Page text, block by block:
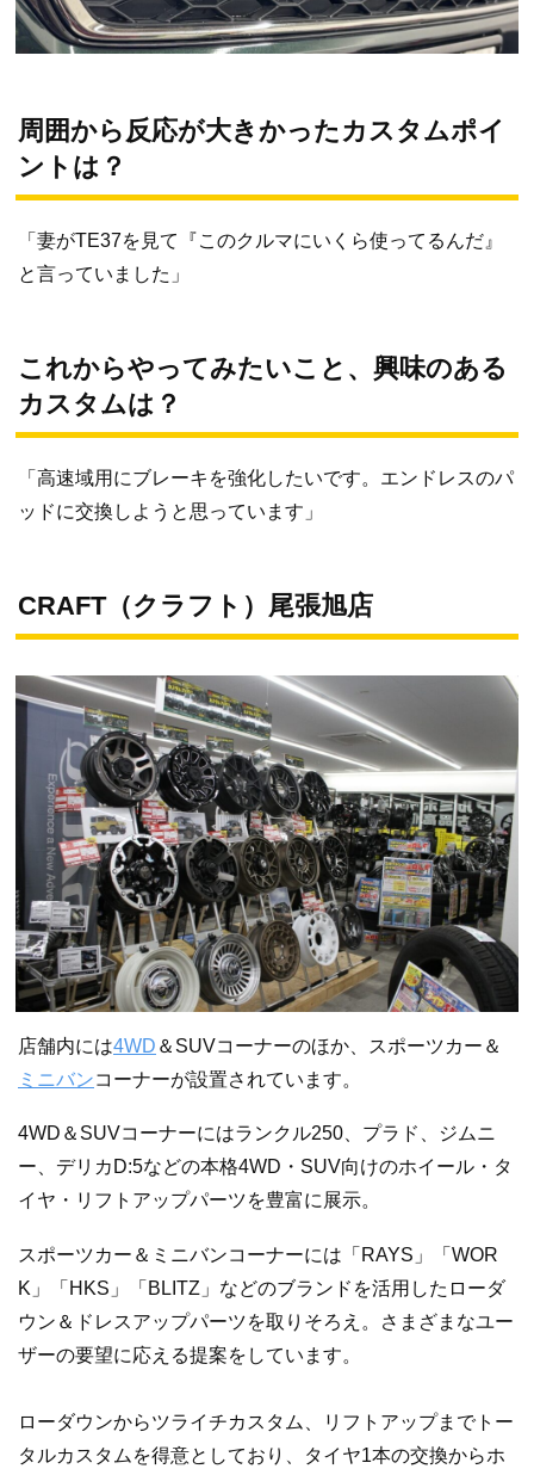
周囲から反応が大きかったカスタムポイ
ントは？
「妻がTE37を見て『このクルマにいくら使ってるんだ』
と言っていました」
これからやってみたいこと、興味のある
カスタムは？
「高速域用にブレーキを強化したいです。エンドレスのパ
ッドに交換しようと思っています」
CRAFT（クラフト）尾張旭店
店舗内には4WD ＆SUVコーナーのほか、スポーツカー＆
ミニバンコーナーが設置されています。
4WD＆SUVコーナーにはランクル250、プラド、ジムニ
ー、デリカD:5などの本格4WD・SUV向けのホイール・タ
イヤ・リフトアップパーツを豊富に展示。
スポーツカー＆ミニバンコーナーには「RAYS」「WOR
K」「HKS」「BLITZ」などのブランドを活用したローダ
ウン＆ドレスアップパーツを取りそろえ。さまざまなユー
ザーの要望に応える提案をしています。
ローダウンからツライチカスタム、リフトアップまでトー
タルカスタムを得意としており、タイヤ1本の交換からホ